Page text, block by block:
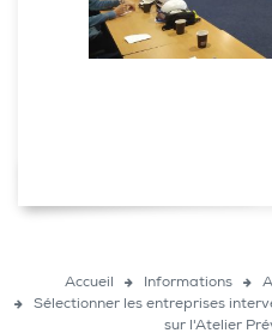
Accueil Informations
Sélectionner les entreprises
sur l'Atelier